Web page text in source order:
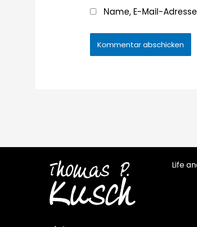
Name, E-Mail-
Life